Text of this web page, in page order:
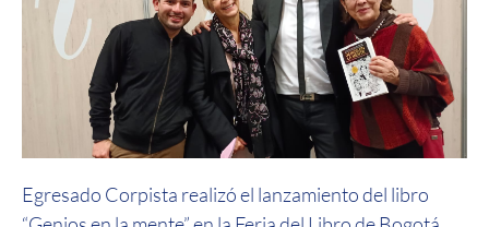
Egresado Corpista realizó el lanzamiento del libro